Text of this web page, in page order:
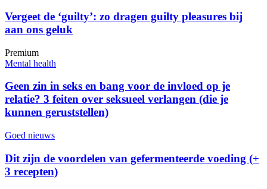
Vergeet de ‘guilty’: zo dragen guilty pleasures bij
aan ons geluk
Premium
Mental health
Geen zin in seks en bang voor de invloed op je
relatie? 3 feiten over seksueel verlangen (die je
kunnen geruststellen)
Goed nieuws
Dit zijn de voordelen van gefermenteerde voeding (+
3 recepten)